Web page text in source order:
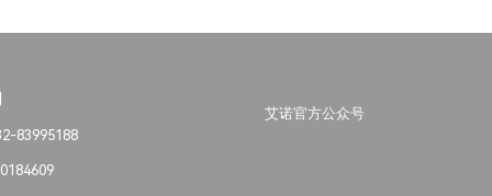
83995188
艾诺官方公众号